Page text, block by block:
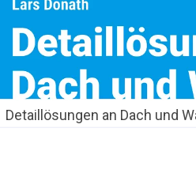
Detaillösungen an Dach und